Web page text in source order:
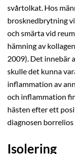
svårtolkat. Hos
brosknedbrytning
och smärta vid
hämning av
2009). Det innebär
skulle det kunna
inflammation av
och inflammation
hästen efter ett
diagnosen
Isolering